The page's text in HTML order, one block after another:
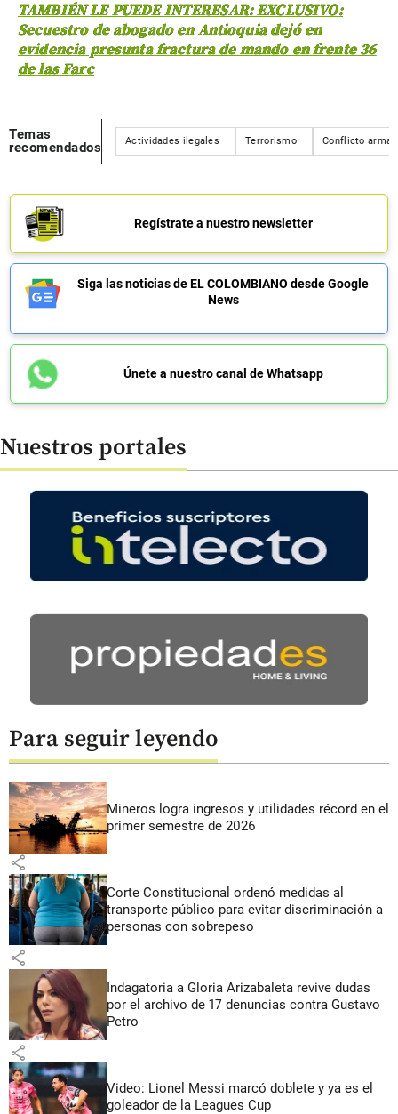
TAMBIÉN LE PUEDE INTERESAR: EXCLUSIVO:
Secuestro de abogado en Antioquia dejó en
evidencia presunta fractura de mando en frente 36
de las Farc
Temas
recomendados
Actividades ilegales Terrorismo Conflicto
Regístrate a nuestro newsletter
Siga las noticias de EL COLOMBIANO desde Google
News
Únete a nuestro canal de Whatsapp
Nuestros portales
Para seguir leyendo
Mineros logra ingresos y utilidades récord en el
primer semestre de 2026
share
Corte Constitucional ordenó medidas al
transporte público para evitar discriminación a
personas con sobrepeso
share
Indagatoria a Gloria Arizabaleta revive dudas
por el archivo de 17 denuncias contra Gustavo
Petro
share
Video: Lionel Messi marcó doblete y ya es el
goleador de la Leagues Cup